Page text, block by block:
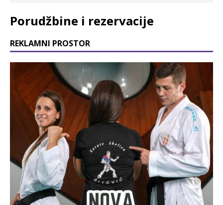
Porudžbine i rezervacije
REKLAMNI PROSTOR